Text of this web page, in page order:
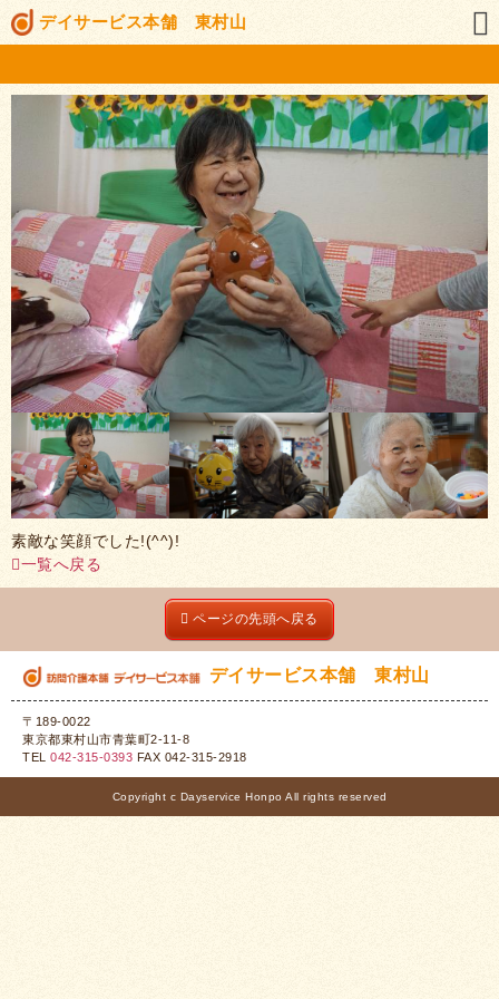
デイサービス本舗 東村山
素敵な笑顔でした!(^^)!
一覧へ戻る
ページの先頭へ戻る
デイサービス本舗 東村山
〒189-0022
東京都東村山市青葉町2-11-8
TEL 042-315-0393 FAX 042-315-2918
Copyright c Dayservice Honpo All rights reserved